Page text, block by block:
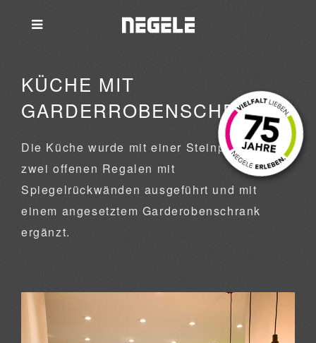
KÜCHE MIT
GARDERROBENSCHRANK
Die Küche wurde mit einer Steinplatte und
zwei offenen Regalen mit
Spiegelrückwänden ausgeführt und mit
einem angesetztem Garderobenschrank
ergänzt.